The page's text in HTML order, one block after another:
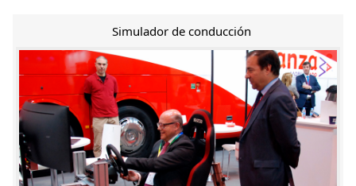
Simulador de conducción